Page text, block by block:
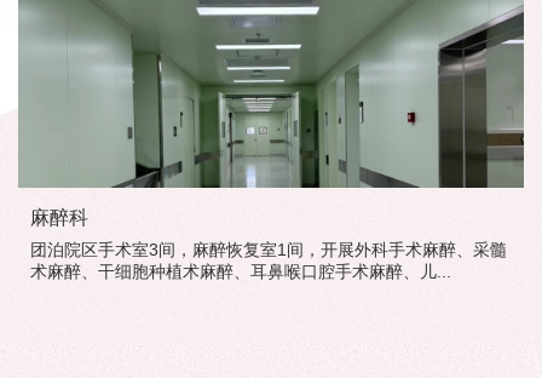
麻醉科
团泊院区手术室3间，麻醉恢复室1间，开展外科手术麻醉、采髓
术麻醉、干细胞种植术麻醉、耳鼻喉口腔手术麻醉、儿...